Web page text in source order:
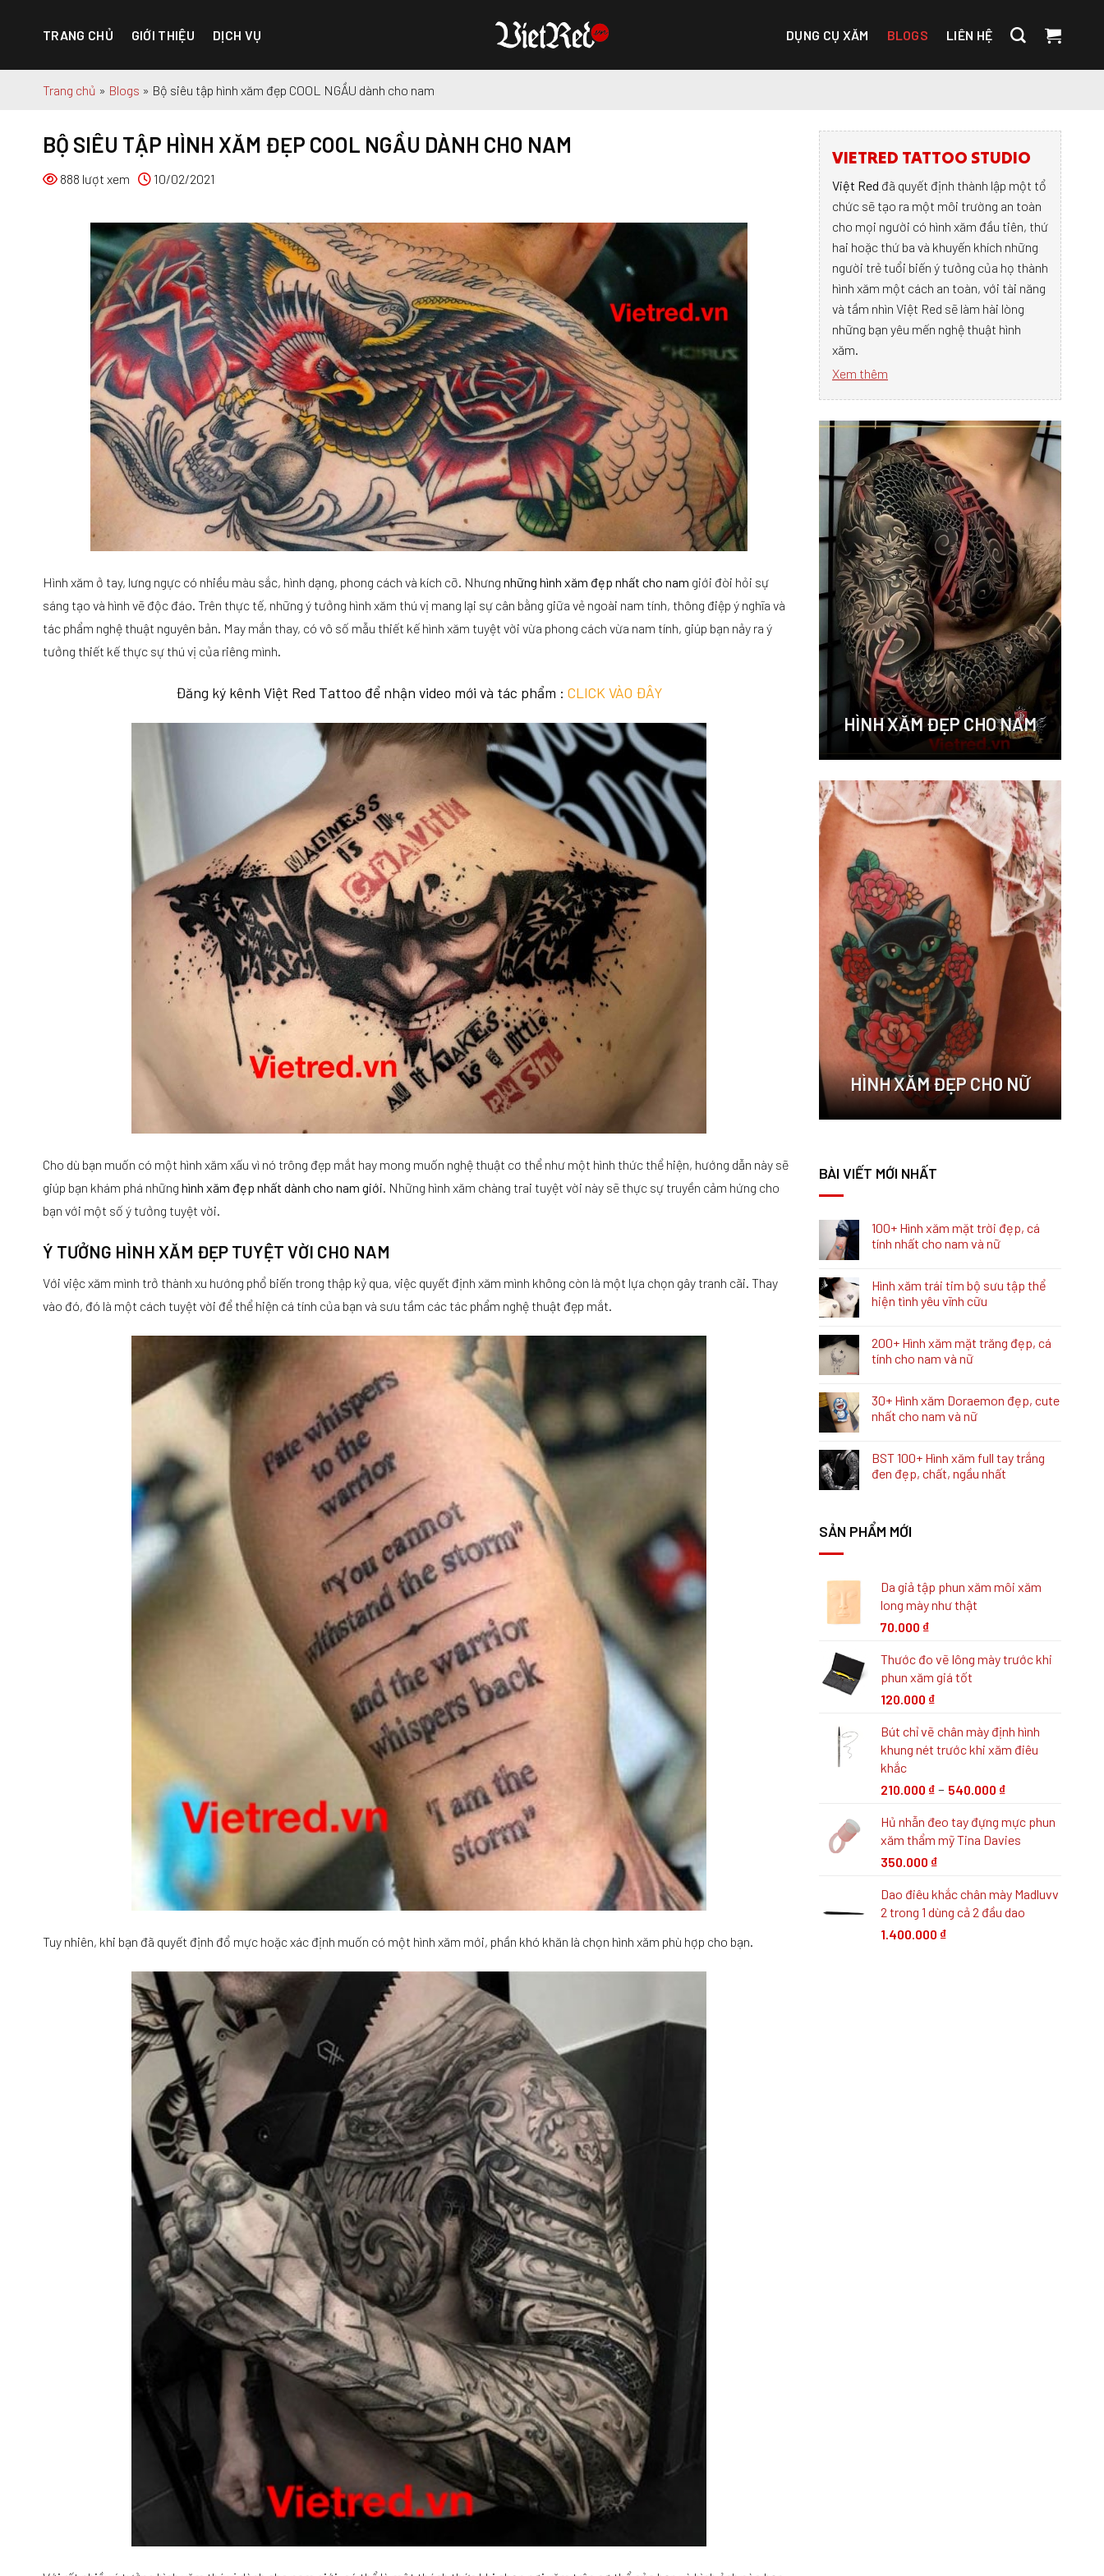
TRANG CHỦ GIỚI THIỆU DỊCH VỤ DỤNG CỤ XĂM BLOGS LIÊN HỆ
Trang chủ » Blogs » Bộ siêu tập hình xăm đẹp COOL NGẦU dành cho nam
BỘ SIÊU TẬP HÌNH XĂM ĐẸP COOL NGẦU DÀNH CHO NAM
888 lượt xem 10/02/2021
Hình xăm ở tay, lưng ngực có nhiều màu sắc, hình dạng, phong cách và kích cỡ. Nhưng những hình xăm đẹp nhất cho nam giới đòi hỏi sự
sáng tạo và hình vẽ độc đáo. Trên thực tế, những ý tưởng hình xăm thú vị mang lại sự cân bằng giữa vẻ ngoài nam tính, thông điệp ý nghĩa và
tác phẩm nghệ thuật nguyên bản. May mắn thay, có vô số mẫu thiết kế hình xăm tuyệt vời vừa phong cách vừa nam tính, giúp bạn nảy ra ý
tưởng thiết kế thực sự thú vị của riêng mình.
Đăng ký kênh Việt Red Tattoo để nhận video mới và tác phẩm : CLICK VÀO ĐÂY
Cho dù bạn muốn có một hình xăm xấu vì nó trông đẹp mắt hay mong muốn nghệ thuật cơ thể như một hình thức thể hiện, hướng dẫn này sẽ
giúp bạn khám phá những hình xăm đẹp nhất dành cho nam giới. Những hình xăm chàng trai tuyệt vời này sẽ thực sự truyền cảm hứng cho
bạn với một số ý tưởng tuyệt vời.
Ý TƯỞNG HÌNH XĂM ĐẸP TUYỆT VỜI CHO NAM
Với việc xăm mình trở thành xu hướng phổ biến trong thập kỷ qua, việc quyết định xăm mình không còn là một lựa chọn gây tranh cãi. Thay
vào đó, đó là một cách tuyệt vời để thể hiện cá tính của bạn và sưu tầm các tác phẩm nghệ thuật đẹp mắt.
Tuy nhiên, khi bạn đã quyết định đổ mực hoặc xác định muốn có một hình xăm mới, phần khó khăn là chọn hình xăm phù hợp cho bạn.
VIETRED TATTOO STUDIO
Việt Red đã quyết định thành lập một tổ
chức sẽ tạo ra một môi trường an toàn
cho mọi người có hình xăm đầu tiên, thứ
hai hoặc thứ ba và khuyến khích những
người trẻ tuổi biến ý tưởng của họ thành
hình xăm một cách an toàn, với tài năng
và tầm nhìn Việt Red sẽ làm hài lòng
những bạn yêu mến nghệ thuật hình
xăm.
Xem thêm
HÌNH XĂM ĐẸP CHO NAM
HÌNH XĂM ĐẸP CHO NỮ
BÀI VIẾT MỚI NHẤT
100+ Hình xăm mặt trời đẹp, cá
tính nhất cho nam và nữ
Hình xăm trái tim bộ sưu tập thể
hiện tình yêu vĩnh cữu
200+ Hình xăm mặt trăng đẹp, cá
tính cho nam và nữ
30+ Hình xăm Doraemon đẹp, cute
nhất cho nam và nữ
BST 100+ Hình xăm full tay trắng
đen đẹp, chất, ngầu nhất
SẢN PHẨM MỚI
Da giả tập phun xăm môi xăm
long mày như thật
70.000 ₫
Thước đo vẽ lông mày trước khi
phun xăm giá tốt
120.000 ₫
Bút chỉ vẽ chân mày định hình
khung nét trước khi xăm điêu
khắc
210.000 ₫ – 540.000 ₫
Hủ nhẫn đeo tay đựng mực phun
xăm thẩm mỹ Tina Davies
350.000 ₫
Dao điêu khắc chân mày Madluvv
2 trong 1 dùng cả 2 đầu dao
1.400.000 ₫